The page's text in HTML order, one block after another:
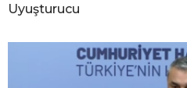
Uyuşturucu